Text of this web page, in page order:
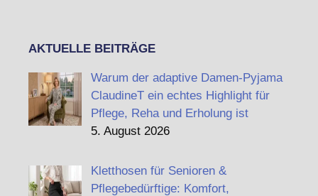
AKTUELLE BEITRÄGE
Warum der adaptive Damen-Pyjama
ClaudineT ein echtes Highlight für
Pflege, Reha und Erholung ist
5. August 2026
Kletthosen für Senioren &
Pflegebedürftige: Komfort,